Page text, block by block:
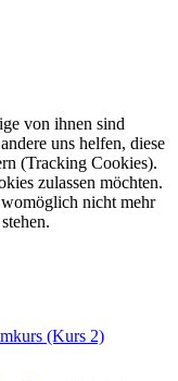
(Kurs 2)
von ihnen sind
uns helfen, diese
(Tracking Cookies).
zulassen möchten.
nicht mehr